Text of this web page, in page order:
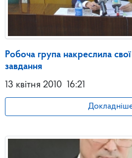
Робоча група накреслила
завдання
13 квітня 2010 16:21